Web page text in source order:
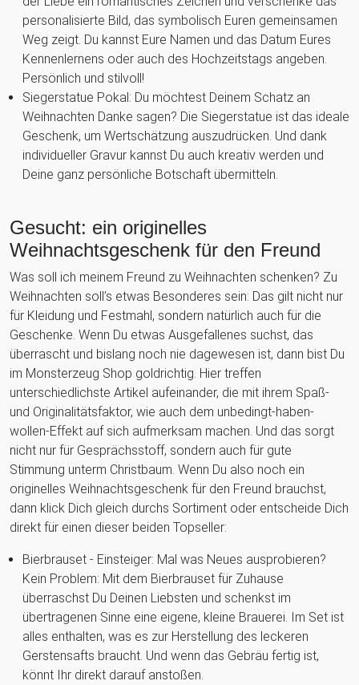
personalisierte Bild, das symbolisch Euren gemeinsamen
Weg zeigt. Du kannst Eure Namen und das Datum Eures
Kennenlernens oder auch des Hochzeitstags angeben.
Persönlich und stilvoll!
Siegerstatue Pokal: Du möchtest Deinem Schatz an
Weihnachten Danke sagen? Die Siegerstatue ist das ideale
Geschenk, um Wertschätzung auszudrücken. Und dank
individueller Gravur kannst Du auch kreativ werden und
Deine ganz persönliche Botschaft übermitteln.
Gesucht: ein originelles
Weihnachtsgeschenk für den Freund
Was soll ich meinem Freund zu Weihnachten schenken? Zu
Weihnachten soll’s etwas Besonderes sein: Das gilt nicht nur
für Kleidung und Festmahl, sondern natürlich auch für die
Geschenke. Wenn Du etwas Ausgefallenes suchst, das
überrascht und bislang noch nie dagewesen ist, dann bist Du
im Monsterzeug Shop goldrichtig. Hier treffen
unterschiedlichste Artikel aufeinander, die mit ihrem Spaß-
und Originalitätsfaktor, wie auch dem unbedingt-haben-
wollen-Effekt auf sich aufmerksam machen. Und das sorgt
nicht nur für Gesprächsstoff, sondern auch für gute
Stimmung unterm Christbaum. Wenn Du also noch ein
originelles Weihnachtsgeschenk für den Freund brauchst,
dann klick Dich gleich durchs Sortiment oder entscheide Dich
direkt für einen dieser beiden Topseller:
Bierbrauset - Einsteiger: Mal was Neues ausprobieren?
Kein Problem: Mit dem Bierbrauset für Zuhause
überraschst Du Deinen Liebsten und schenkst im
übertragenen Sinne eine eigene, kleine Brauerei. Im Set ist
alles enthalten, was es zur Herstellung des leckeren
Gerstensafts braucht. Und wenn das Gebräu fertig ist,
könnt Ihr direkt darauf anstoßen.